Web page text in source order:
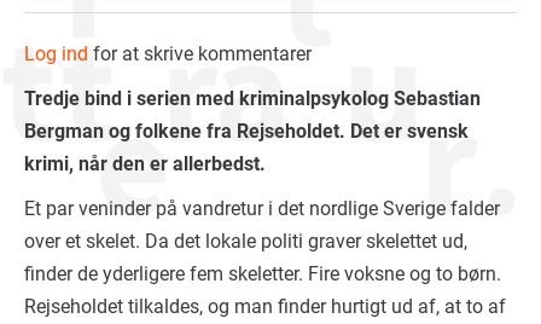
Log ind for at skrive kommentarer
Tredje bind i serien med kriminalpsykolog Sebastian
Bergman og folkene fra Rejseholdet. Det er svensk
krimi, når den er allerbedst.
Et par veninder på vandretur i det nordlige Sverige falder
over et skelet. Da det lokale politi graver skelettet ud,
finder de yderligere fem skeletter. Fire voksne og to børn.
Rejseholdet tilkaldes, og man finder hurtigt ud af, at to af